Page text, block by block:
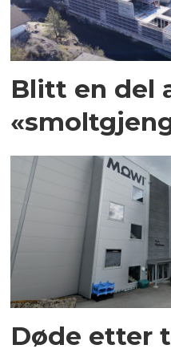
Blitt en del
Døde etter